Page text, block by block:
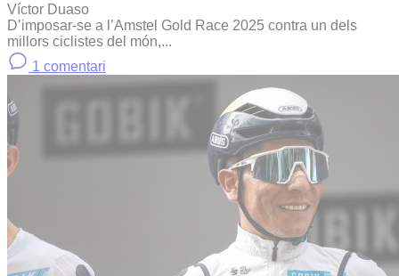
Víctor Duaso
D’imposar-se a l’Amstel Gold Race 2025 contra un dels
millors ciclistes del món,...
1 comentari